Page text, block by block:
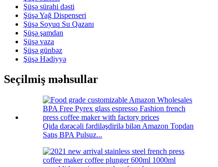
Şüşə sürahi dəsti
Şüşə Yağ Dispenseri
Şüşə Soyuq Su Qazanı
Şüşə şamdan
Şüşə vaza
Şüşə günbəz
Şüşə Hədiyyə
Seçilmiş məhsullar
Qida dərəcəli fərdiləşdirilə bilən Amazon Topdan
Satış BPA Pulsuz...